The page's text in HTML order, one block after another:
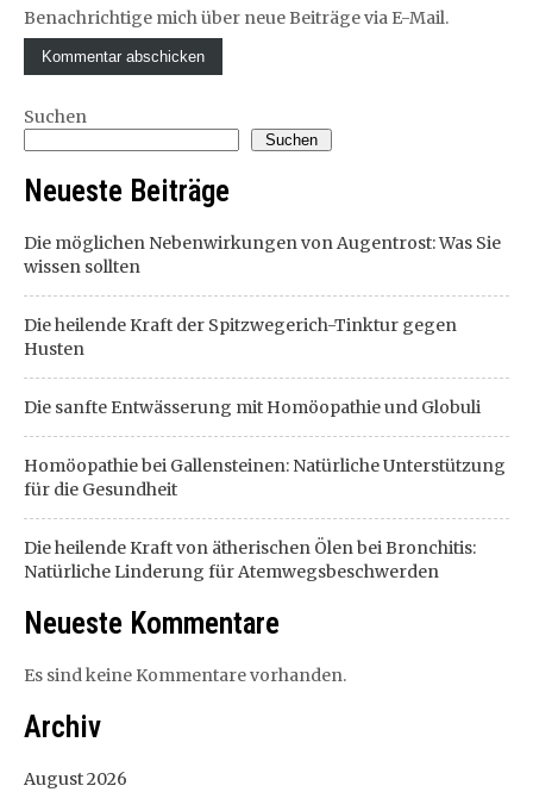
Benachrichtige mich über neue Beiträge via E-Mail.
Suchen
Suchen
Neueste Beiträge
Die möglichen Nebenwirkungen von Augentrost: Was Sie
wissen sollten
Die heilende Kraft der Spitzwegerich-Tinktur gegen
Husten
Die sanfte Entwässerung mit Homöopathie und Globuli
Homöopathie bei Gallensteinen: Natürliche Unterstützung
für die Gesundheit
Die heilende Kraft von ätherischen Ölen bei Bronchitis:
Natürliche Linderung für Atemwegsbeschwerden
Neueste Kommentare
Es sind keine Kommentare vorhanden.
Archiv
August 2026